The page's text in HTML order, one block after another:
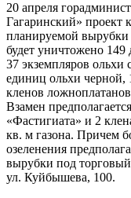
20 апреля
Гагаринский» проект
планируемой вырубки
будет уничтожено
37 экземпляров ольхи
единиц ольхи черной,
кленов
Взамен
«Фастигиата» и 2
кв. м газона. Причем
озеленения
вырубки под
ул. Куйбышева, 100.